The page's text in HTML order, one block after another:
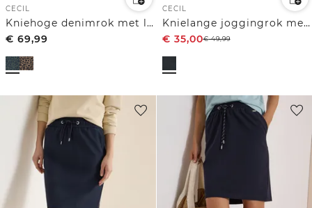
CECIL
Kniehoge denimrok met luipaardprint
€ 69,99
CECIL
Knielange joggingrok met fijne strepen
€ 35,00€49,99